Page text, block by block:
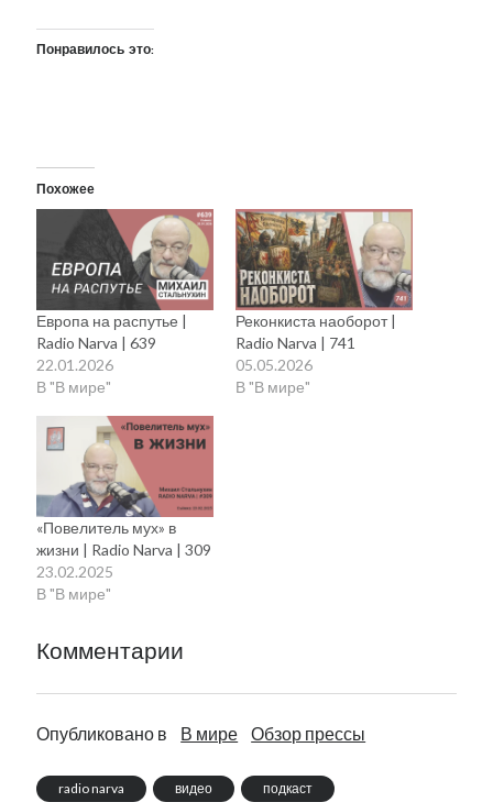
Понравилось это:
Похожее
Европа на распутье |
Radio Narva | 639
22.01.2026
В "В мире"
Реконкиста наоборот |
Radio Narva | 741
05.05.2026
В "В мире"
«Повелитель мух» в
жизни | Radio Narva | 309
23.02.2025
В "В мире"
Комментарии
Опубликовано в В мире Обзор прессы
radio narva видео подкаст